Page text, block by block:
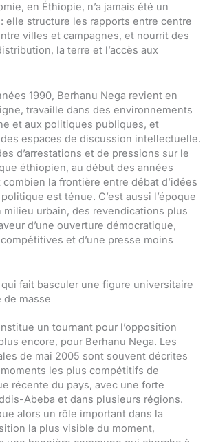
en Éthiopie, n’a jamais été un
elle structure les rapports entre centre
villes et campagnes, et nourrit des
la terre et l’accès aux
1990, Berhanu Nega revient en
travaille dans des environnements
et aux politiques publiques, et
des espaces de discussion intellectuelle.
d’arrestations et de pressions sur le
éthiopien, au début des années
la frontière entre débat d’idées
est ténue. C’est aussi l’époque
milieu urbain, des revendications plus
d’une ouverture démocratique,
et d’une presse moins
qui fait basculer une figure universitaire
de masse
un tournant pour l’opposition
encore, pour Berhanu Nega. Les
de mai 2005 sont souvent décrites
moments les plus compétitifs de
récente du pays, avec une forte
Abeba et dans plusieurs régions.
alors un rôle important dans la
la plus visible du moment,